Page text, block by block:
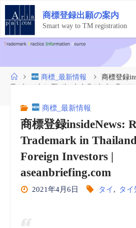
コ
テ
ン
ツ
ス
商標登録出願の案内
Smart way to TM registration
ホ
ー
商標_最新情報
商標登録
Trademark in Thailand: A Guide for
商標_最新情報
商標登録insideNews:
Trademark in
Foreign Investors |
aseanbriefing.com
2021年4月6日 タイ, タ